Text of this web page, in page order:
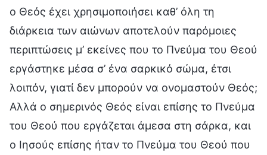
ο Θεός έχει χρησιμοποιήσει καθ’ όλη τη
διάρκεια των αιώνων αποτελούν παρόμοιες
περιπτώσεις μ’ εκείνες που το Πνεύμα του Θεού
εργάστηκε μέσα σ’ ένα σαρκικό σώμα, έτσι
λοιπόν, γιατί δεν μπορούν να ονομαστούν Θεός;
Αλλά ο σημερινός Θεός είναι επίσης το Πνεύμα
του Θεού που εργάζεται άμεσα στη σάρκα, και
ο Ιησούς επίσης ήταν το Πνεύμα του Θεού που